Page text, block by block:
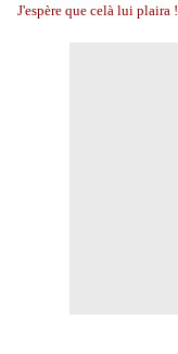
J'espère que celà lui plaira !